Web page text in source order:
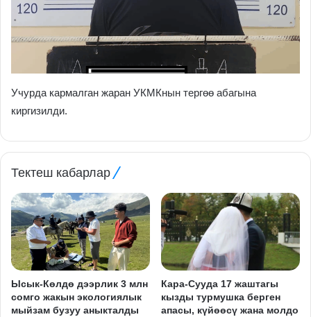
Учурда кармалган жаран УКМКнын тергөө абагына
киргизилди.
Тектеш кабарлар
Ысык-Көлдө дээрлик 3 млн
сомго жакын экологиялык
мыйзам бузуу аныкталды
Кара-Сууда 17 жаштагы
кызды турмушка берген
апасы, күйөөсү жана молдо